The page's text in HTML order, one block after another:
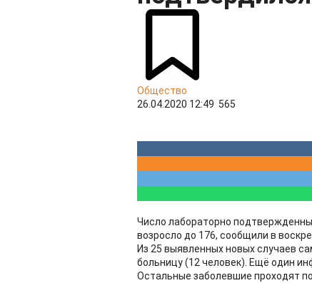
Общество
26.04.2020 12:49 565
Число лабораторно
возросло до 176, сообщили в
Из 25 выявленных новых случаев
больницу (12 человек). Ещё один
Остальные заболевшие проходят